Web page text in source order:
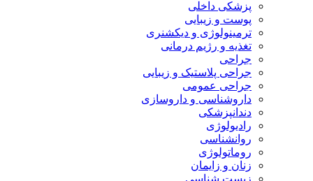
پزشکی داخلی
پوست و زیبایی
ترمینولوژی و دیکشنری
تغذیه و رژیم درمانی
جراحی
جراحی پلاستیک و زیبایی
جراحی عمومی
داروشناسی و داروسازی
دندانپزشکی
رادیولوژی
روانشناسی
روماتولوژی
زنان و زایمان
زیست شناسی